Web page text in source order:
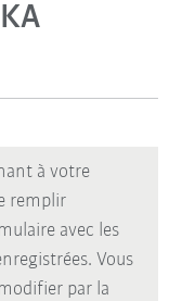
à votre
remplir
avec les
Vous
par la